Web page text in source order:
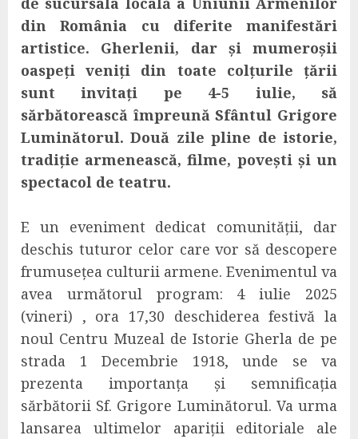
din România cu diferite manifestări
artistice. Gherlenii, dar și mumeroșii
oaspeți veniți din toate colțurile țării
sunt invitați pe 4-5 iulie, să
sărbătorească împreună Sfântul Grigore
Luminătorul. Două zile pline de istorie,
tradiție armenească, filme, povești și un
spectacol de teatru.
E un eveniment dedicat comunității, dar
deschis tuturor celor care vor să descopere
frumusețea culturii armene. Evenimentul va
avea următorul program: 4 iulie 2025
(vineri) , ora 17,30 deschiderea festivă la
noul Centru Muzeal de Istorie Gherla de pe
strada 1 Decembrie 1918, unde se va
prezenta importanța și semnificația
sărbătorii Sf. Grigore Luminătorul. Va urma
lansarea ultimelor apariții editoriale ale